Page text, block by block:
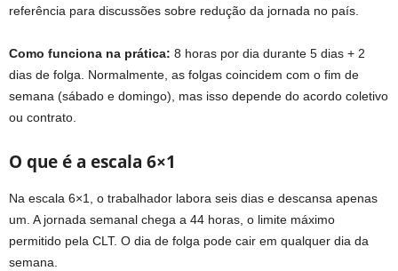
referência para discussões sobre redução da jornada no país.
Como funciona na prática: 8 horas por dia durante 5 dias + 2
dias de folga. Normalmente, as folgas coincidem com o fim de
semana (sábado e domingo), mas isso depende do acordo coletivo
ou contrato.
O que é a escala 6×1
Na escala 6×1, o trabalhador labora seis dias e descansa apenas
um. A jornada semanal chega a 44 horas, o limite máximo
permitido pela CLT. O dia de folga pode cair em qualquer dia da
semana.